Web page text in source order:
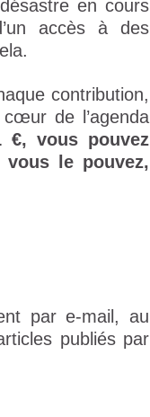
en cours
accès à des
contribution,
de l’agenda
€, vous pouvez
le pouvez,
par e-mail, au
publiés par